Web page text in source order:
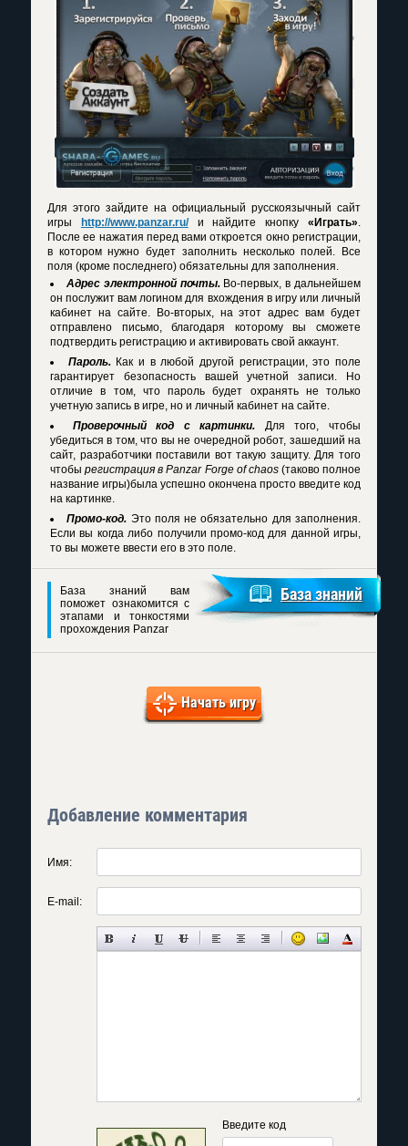
Для этого зайдите на официальный русскоязычный сайт
игры
http://www.panzar.ru/и найдите кнопку«Играть».
После ее нажатия перед вами откроется окно регистрации,
в котором нужно будет заполнить несколько полей. Все
поля (кроме последнего) обязательны для заполнения.
Адрес электронной почты.Во-первых, в дальнейшем
он послужит вам логином для вхождения в игру или личный
кабинет на сайте. Во-вторых, на этот адрес вам будет
отправлено письмо, благодаря которому вы сможете
подтвердить регистрацию и активировать свой аккаунт.
Пароль.Как и в любой другой регистрации, это поле
гарантирует безопасность вашей учетной записи. Но
отличие в том, что пароль будет охранять не только
учетную запись в игре, но и личный кабинет на сайте.
Проверочный код с картинки. Для того, чтобы
убедиться в том, что вы не очередной робот, зашедший на
сайт, разработчики поставили вот такую защиту. Для того
чтобырегистрация в Panzar Forge of chaos(таково полное
название игры)была успешно окончена просто введите код
на картинке.
Промо-код. Это поля не обязательно для заполнения.
Если вы когда либо получили промо-код для данной игры,
то вы можете ввести его в это поле.
База знаний вам
поможет ознакомится с
этапами и тонкостями
прохождения Panzar
База знаний
Начать игру
Добавление комментария
Имя:
E-mail:
Введите код